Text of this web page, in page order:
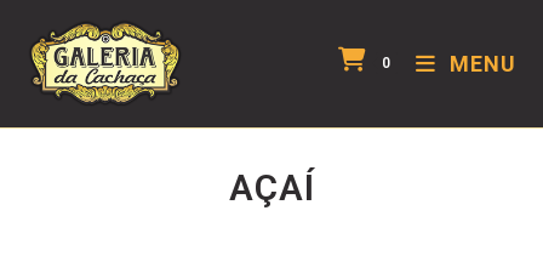
0 MENU
AÇAÍ